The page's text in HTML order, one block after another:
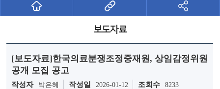
보도자료
[보도자료]한국의료분쟁조정중재원, 상임감정위원
공개 모집 공고
작성자 박은혜 작성일 2026-01-12 조회수 8233